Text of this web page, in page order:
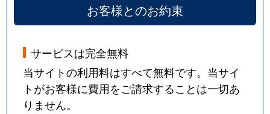
お客様とのお約束
サービスは完全無料
当サイトの利用料はすべて無料です。当サイ
トがお客様に費用をご請求することは一切あ
りません。